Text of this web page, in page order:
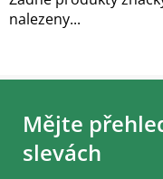
nalezeny...
Z
Mějte
slevách